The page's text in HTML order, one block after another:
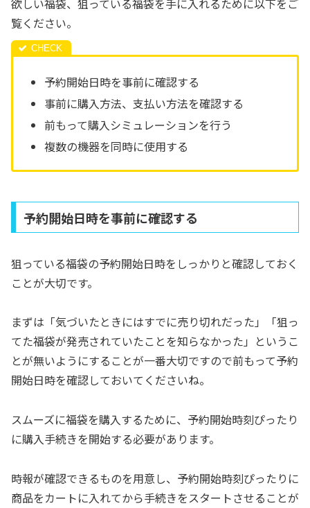
覧ください。
予約開始日時を事前に確認する
事前に購入方法、支払い方法を確認する
前もって購入シミュレーションを行う
複数の機器を同時に使用する
予約開始日時を事前に確認する
狙っている福袋の予約開始日時をしっかりと確認しておく
ことが大切です。
まずは「気づいたときにはすでに売り切れだった」「狙っ
てた福袋が発売されていたことを知らなかった」というこ
とが無いようにすることが一番大切ですので前もって予約
開始日時を確認しておいてくださいね。
スムーズに福袋を購入するために、予約開始時刻ぴったり
に購入手続きを開始する必要があります。
時報が確認できるものを用意し、予約開始時刻ぴったりに
商品をカートに入れてから手続きをスタートさせることが